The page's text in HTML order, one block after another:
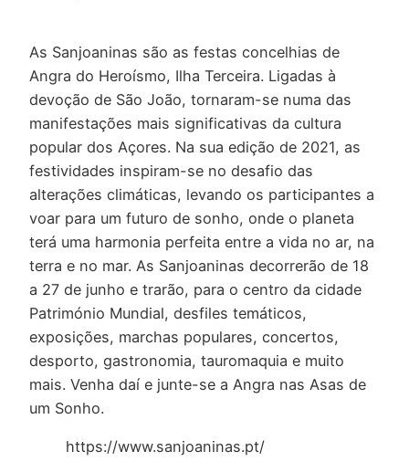
As Sanjoaninas são as festas concelhias de
Angra do Heroísmo, Ilha Terceira. Ligadas à
devoção de São João, tornaram-se numa das
manifestações mais significativas da cultura
popular dos Açores. Na sua edição de 2021, as
festividades inspiram-se no desafio das
alterações climáticas, levando os participantes a
voar para um futuro de sonho, onde o planeta
terá uma harmonia perfeita entre a vida no ar, na
terra e no mar. As Sanjoaninas decorrerão de 18
a 27 de junho e trarão, para o centro da cidade
Património Mundial, desfiles temáticos,
exposições, marchas populares, concertos,
desporto, gastronomia, tauromaquia e muito
mais. Venha daí e junte-se a Angra nas Asas de
um Sonho.
https://www.sanjoaninas.pt/